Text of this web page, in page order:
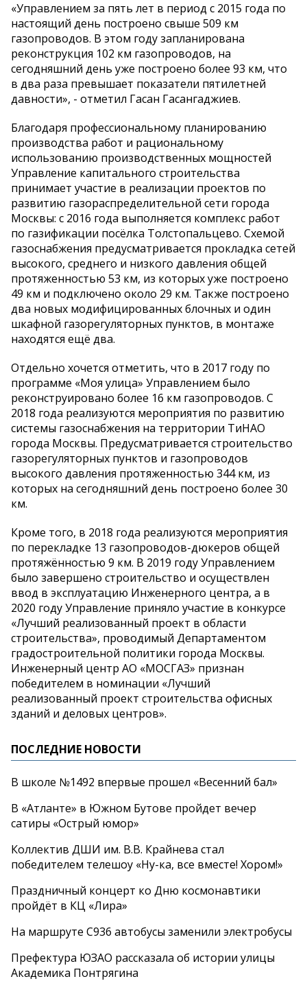
«Управлением за пять лет в период с 2015 года по
настоящий день построено свыше 509 км
газопроводов. В этом году запланирована
реконструкция 102 км газопроводов, на
сегодняшний день уже построено более 93 км, что
в два раза превышает показатели пятилетней
давности», - отметил Гасан Гасангаджиев.
Благодаря профессиональному планированию
производства работ и рациональному
использованию производственных мощностей
Управление капитального строительства
принимает участие в реализации проектов по
развитию газораспределительной сети города
Москвы: с 2016 года выполняется комплекс работ
по газификации посёлка Толстопальцево. Схемой
газоснабжения предусматривается прокладка сетей
высокого, среднего и низкого давления общей
протяженностью 53 км, из которых уже построено
49 км и подключено около 29 км. Также построено
два новых модифицированных блочных и один
шкафной газорегуляторных пунктов, в монтаже
находятся ещё два.
Отдельно хочется отметить, что в 2017 году по
программе «Моя улица» Управлением было
реконструировано более 16 км газопроводов. С
2018 года реализуются мероприятия по развитию
системы газоснабжения на территории ТиНАО
города Москвы. Предусматривается строительство
газорегуляторных пунктов и газопроводов
высокого давления протяженностью 344 км, из
которых на сегодняшний день построено более 30
км.
Кроме того, в 2018 года реализуются мероприятия
по перекладке 13 газопроводов-дюкеров общей
протяжённостью 9 км. В 2019 году Управлением
было завершено строительство и осуществлен
ввод в эксплуатацию Инженерного центра, а в
2020 году Управление приняло участие в конкурсе
«Лучший реализованный проект в области
строительства», проводимый Департаментом
градостроительной политики города Москвы.
Инженерный центр АО «МОСГАЗ» признан
победителем в номинации «Лучший
реализованный проект строительства офисных
зданий и деловых центров».
ПОСЛЕДНИЕ НОВОСТИ
В школе №1492 впервые прошел «Весенний бал»
В «Атланте» в Южном Бутове пройдет вечер
сатиры «Острый юмор»
Коллектив ДШИ им. В.В. Крайнева стал
победителем телешоу «Ну-ка, все вместе! Хором!»
Праздничный концерт ко Дню космонавтики
пройдёт в КЦ «Лира»
На маршруте С936 автобусы заменили электробусы
Префектура ЮЗАО рассказала об истории улицы
Академика Понтрягина